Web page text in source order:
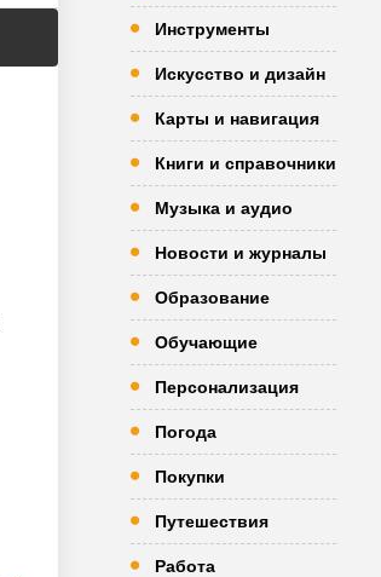
Инструменты
Искусство и дизайн
Карты и навигация
Книги и справочники
Музыка и аудио
Новости и журналы
Образование
Обучающие
Персонализация
Погода
Покупки
Путешествия
Работа